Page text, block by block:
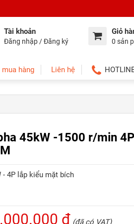
Tài khoản
Đăng nhập / Đăng ký
Giỏ
0 sản
hàng Liên hệ
45kW -1500 r/min
- 4P lắp kiểu mặt bích
đ (đã có VAT)